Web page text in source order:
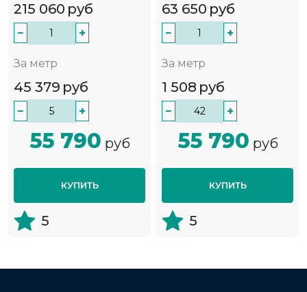
215 060 руб
− +
За метр
45 379 руб
− +
55 790 руб
КУПИТЬ
5
63 650 руб
− +
За метр
1 508 руб
− +
55 790 руб
КУПИТЬ
5